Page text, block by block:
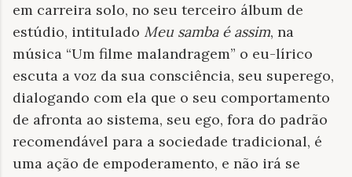
em carreira solo, no seu terceiro álbum de
estúdio, intitulado Meu samba é assim, na
música “Um filme malandragem” o eu-lírico
escuta a voz da sua consciência, seu superego,
dialogando com ela que o seu comportamento
de afronta ao sistema, seu ego, fora do padrão
recomendável para a sociedade tradicional, é
uma ação de empoderamento, e não irá se